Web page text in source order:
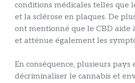
conditions médicales telles que
et la sclérose en plaques. De
ont mentionné que le CBD
et atténue également les
En conséquence, plusieurs pays
décriminaliser le cannabis et